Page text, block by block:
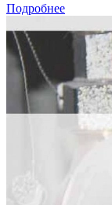
Подробнее